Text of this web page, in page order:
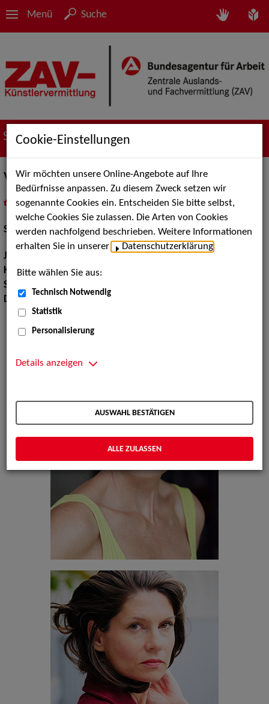
Menü Suche
Suche nach Künstler*innen
Vera Bommer
als PDF speichern
inMeine Merklistelegen
Schauspiel:Bühne
Jahrgang:
Körpergröße:173 cm
Sprachen:
Dialekte:
Cookie-Einstellungen
Wir möchten unsere Online-Angebote auf Ihre
Bedürfnisse anpassen. Zu diesem Zweck setzen wir
sogenannte Cookies ein. Entscheiden Sie bitte selbst,
welche Cookies Sie zulassen. Die Arten von Cookies
werden nachfolgend beschrieben. Weitere Informationen
erhalten Sie in unserer
Datenschutzerklärung
Bitte wählen Sie aus:
Technisch Notwendig
Statistik
Personalisierung
Details anzeigen
AUSWAHL BESTÄTIGEN
ALLE ZULASSEN